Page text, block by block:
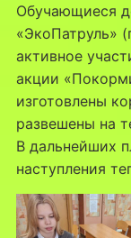
Обучающиеся
«ЭкоПатруль»
активное
акции
изготовлены
развешены на
В дальнейших
наступления